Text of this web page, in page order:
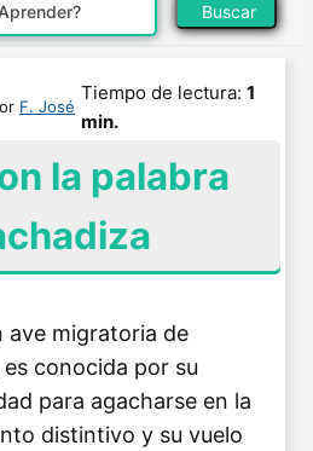
Buscar
F. José
Tiempo de lectura: 1
min.
la palabra
ave migratoria de
conocida por su
para agacharse en la
distintivo y su vuelo